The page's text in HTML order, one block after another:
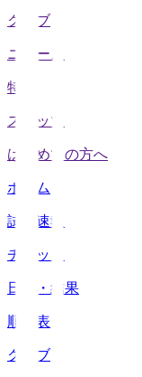
クラブ
ニュース
特集
スタッツ
はじめての方へ
ホーム
試合速報
チケット
日程・結果
順位表
クラブ